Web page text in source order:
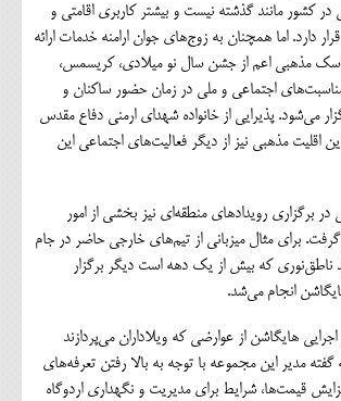
کشور مانند گذشته نیست و بیشتر کاربری اقامتی و
دارد. اما همچنان به زوج‌های جوان ارامنه خدمات ارائه
مذهبی اعم از جشن سال نو میلادی، کریسمس،
اجتماعی و ملی در زمان حضور ساکنان و
می‌شود. پذیرایی از خانواده شهدای ارمنی دفاع مقدس
این اقلیت مذهبی نیز از دیگر فعالیت‌های اجتماعی این
در برگزاری رویدادهای منطقه‌ای نیز بخشی از امور
برای مثال میزبانی از تیم‌های خارجی حاضر در جام
ناطق‌نوری که بیش از یک دهه است دیگر برگزار
انجام می‌شد.
هایگاشن از عوارضی که ویلاداران می‌پردازند
گفته مدیر این مجموعه با توجه به بالا رفتن تعرفه‌های
قیمت‌ها، شرایط برای مدیریت و نگهداری اردوگاه